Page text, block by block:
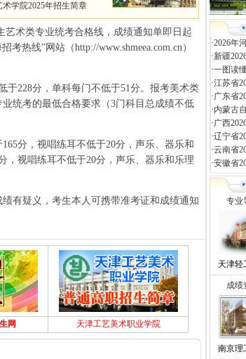
术学院2025年招生简章
艺术类专业统考合格线，成绩通知单即日起
热线”网站（http://www.shmeea.com.cn）
228分，单科每门不低于51分。报考美术类
统考的最低合格要求（3门科目总成绩不低
分，视唱练耳不低于20分，声乐、器乐和
，视唱练耳不低于20分，声乐、器乐和乐理
疑义，考生本人可携带准考证和成绩通知
网 天津工艺美术职业学院
·2026年
·新疆
·一图读
·江苏省
·广东省
·内蒙古
·广西
·辽宁省
·云南省
·安徽省
专业
天津轻
成绩
南京理